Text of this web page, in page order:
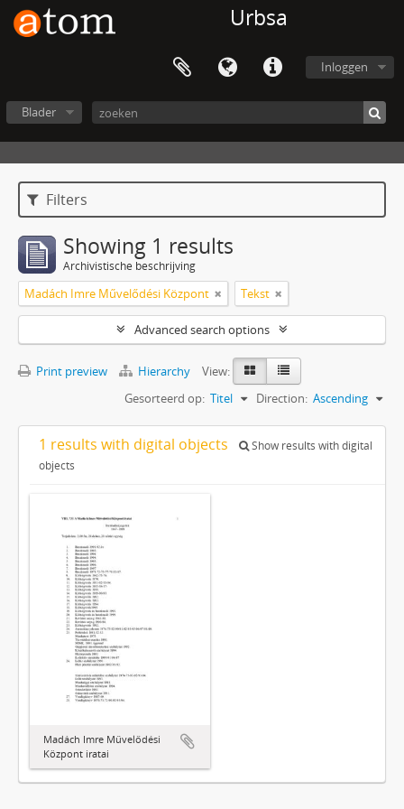
Urbsa
Inloggen
Blader
Filters
Showing 1 results
Archivistische beschrijving
Madách Imre Művelődési Központ Tekst
Advanced search options
Print preview Hierarchy
View:
Gesorteerd op: Titel Direction: Ascending
1 results with digital objects
Show results with digital
objects
Madách Imre Művelődési
Központ iratai